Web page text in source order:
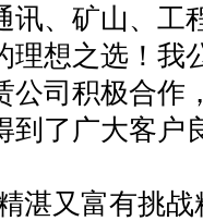
讯、矿山、工
理想之选！我
公司积极合作
到了广大客户
又富有挑战